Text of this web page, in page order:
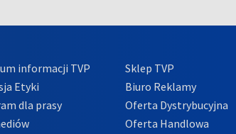
informacji TVP
Etyki
dla prasy
Sklep TVP
Biuro Reklamy
Oferta Dystrybucyjna
Oferta Handlowa